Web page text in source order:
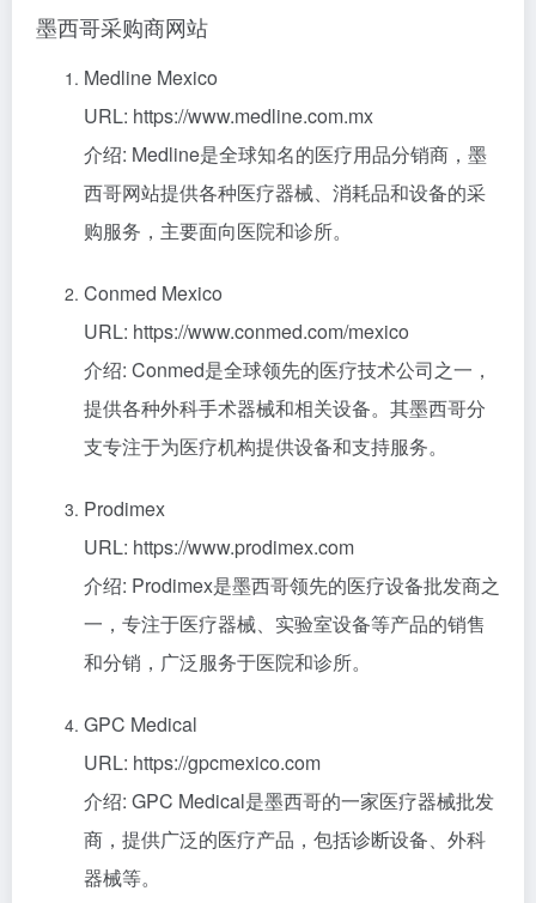
墨西哥采购商网站
Medline Mexico
URL: https://www.medline.com.mx
介绍: Medline是全球知名的医疗用品分销商，墨
西哥网站提供各种医疗器械、消耗品和设备的采
购服务，主要面向医院和诊所。
Conmed Mexico
URL: https://www.conmed.com/mexico
介绍: Conmed是全球领先的医疗技术公司之一，
提供各种外科手术器械和相关设备。其墨西哥分
支专注于为医疗机构提供设备和支持服务。
Prodimex
URL: https://www.prodimex.com
介绍: Prodimex是墨西哥领先的医疗设备批发商之
一，专注于医疗器械、实验室设备等产品的销售
和分销，广泛服务于医院和诊所。
GPC Medical
URL: https://gpcmexico.com
介绍: GPC Medical是墨西哥的一家医疗器械批发
商，提供广泛的医疗产品，包括诊断设备、外科
器械等。